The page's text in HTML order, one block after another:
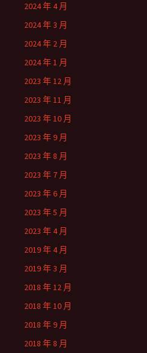
2024 年 4 月
2024 年 3 月
2024 年 2 月
2024 年 1 月
2023 年 12 月
2023 年 11 月
2023 年 10 月
2023 年 9 月
2023 年 8 月
2023 年 7 月
2023 年 6 月
2023 年 5 月
2023 年 4 月
2019 年 4 月
2019 年 3 月
2018 年 12 月
2018 年 10 月
2018 年 9 月
2018 年 8 月